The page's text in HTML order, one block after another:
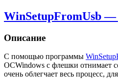
WinSetupFromUsb
Описание
С помощью программы
ОСWindows с флешки отнимает
очень облегчает весь процесс,